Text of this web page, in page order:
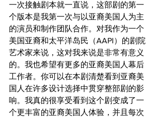
一次接触剧本就一直说，这部剧的第一
个版本是我第一次与以亚裔美国人为主
的演员和制作团队合作。对我作为一个
美国亚裔和太平洋岛民（AAPI）的剧院
艺术家来说，这对我来说是非常有意义
的。我也希望有更多的亚裔美国人幕后
工作者。你可以在本剧清楚看到亚裔美
国人在许多设计选择中贯穿整部剧的影
响。我真的很享受看到这个剧变成了一
个更丰富的亚裔美国人体验，并且每次